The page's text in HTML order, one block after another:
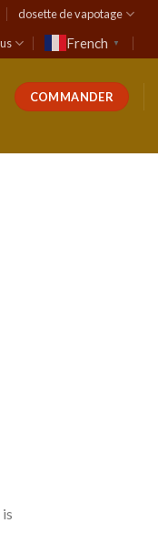
dosette de vapotage
French ▼
COMMANDER